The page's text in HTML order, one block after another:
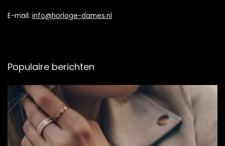
E-mail: info@horloge-dames.nl
Populaire berichten